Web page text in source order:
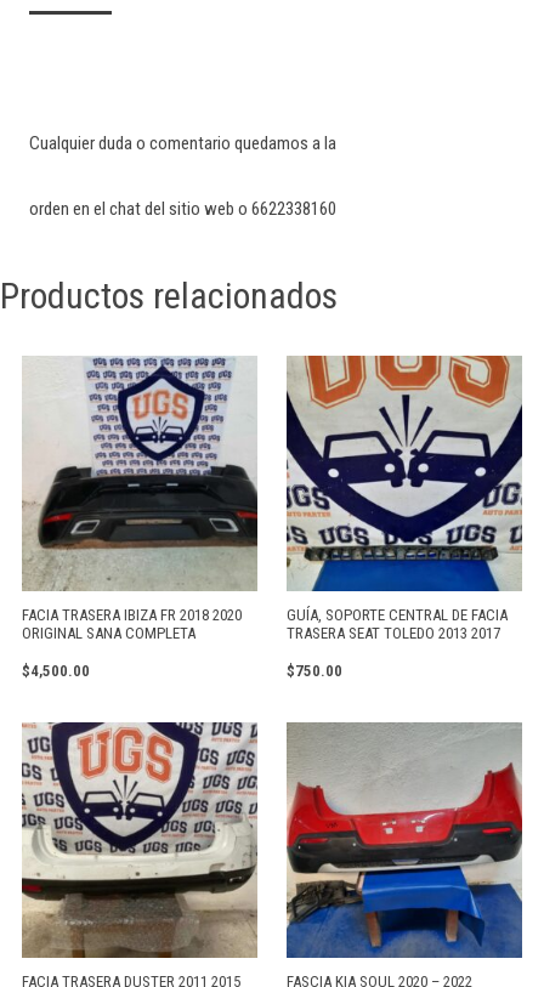
Cualquier duda o comentario quedamos a la
orden en el chat del sitio web o 6622338160
Productos relacionados
FACIA TRASERA IBIZA FR 2018 2020
ORIGINAL SANA COMPLETA
$4,500.00
GUÍA, SOPORTE CENTRAL DE FACIA
TRASERA SEAT TOLEDO 2013 2017
$750.00
FACIA TRASERA DUSTER 2011 2015 FASCIA KIA SOUL 2020 – 2022